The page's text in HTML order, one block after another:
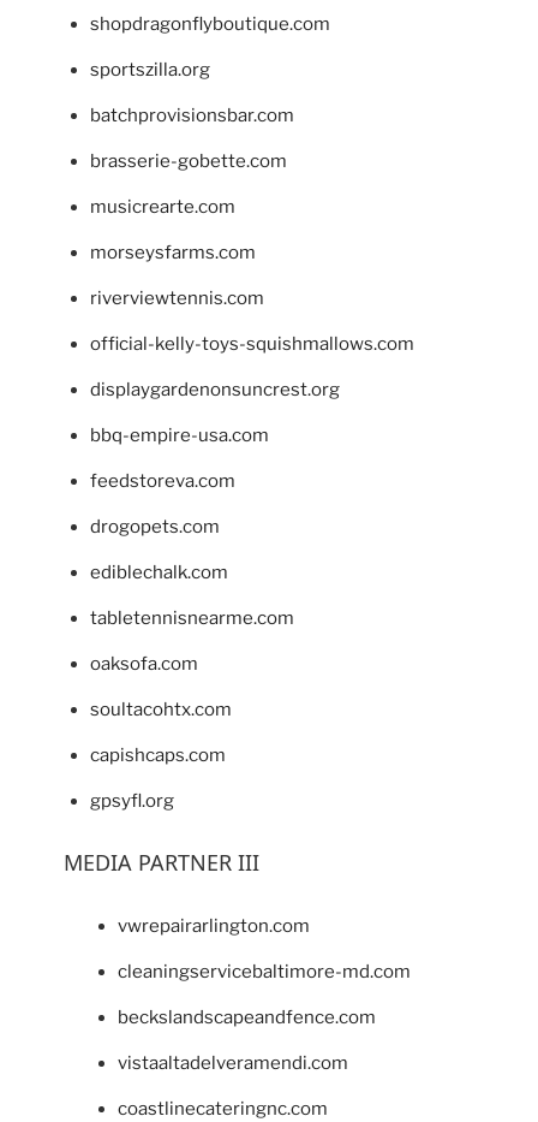
shopdragonflyboutique.com
sportszilla.org
batchprovisionsbar.com
brasserie-gobette.com
musicrearte.com
morseysfarms.com
riverviewtennis.com
official-kelly-toys-squishmallows.com
displaygardenonsuncrest.org
bbq-empire-usa.com
feedstoreva.com
drogopets.com
ediblechalk.com
tabletennisnearme.com
oaksofa.com
soultacohtx.com
capishcaps.com
gpsyfl.org
MEDIA PARTNER III
vwrepairarlington.com
cleaningservicebaltimore-md.com
beckslandscapeandfence.com
vistaaltadelveramendi.com
coastlinecateringnc.com